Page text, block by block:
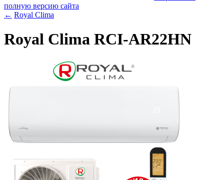
полную версию сайта
← Royal Clima
Royal Clima RCI-AR22HN